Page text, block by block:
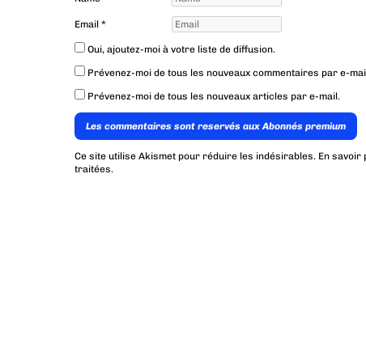
Email *
Oui, ajoutez-moi à votre liste de diffusion.
Prévenez-moi de tous les nouveaux commentaires par e-
Prévenez-moi de tous les nouveaux articles par e-mail.
Les commentaires sont reservés aux Abonnés premium
Ce site utilise Akismet pour réduire les indésirables. En savoir
traitées.